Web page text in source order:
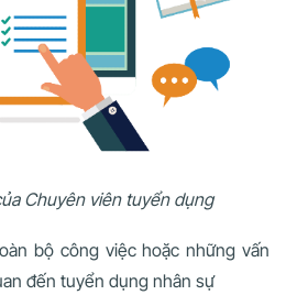
Chuyên viên tuyển dụng
bộ công việc hoặc những vấn
đến tuyển dụng nhân sự